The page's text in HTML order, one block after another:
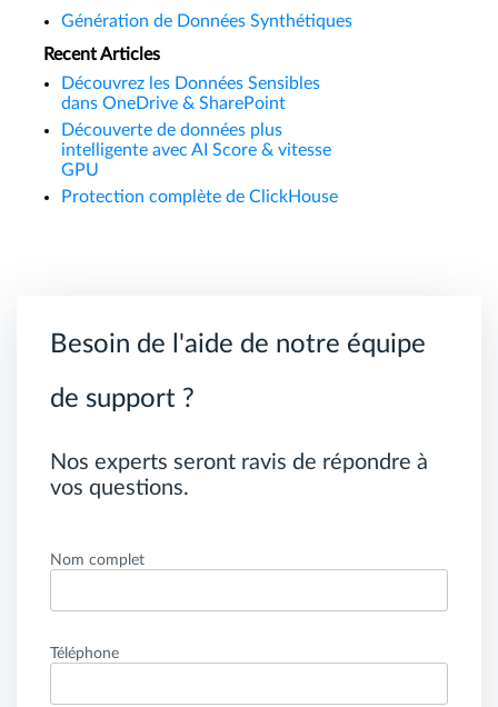
Génération de Données Synthétiques
Recent Articles
Découvrez les Données Sensibles
dans OneDrive & SharePoint
Découverte de données plus
intelligente avec AI Score & vitesse
GPU
Protection complète de ClickHouse
Besoin de l'aide de notre équipe
de support ?
Nos experts seront ravis de répondre à
vos questions.
Nom complet
Téléphone